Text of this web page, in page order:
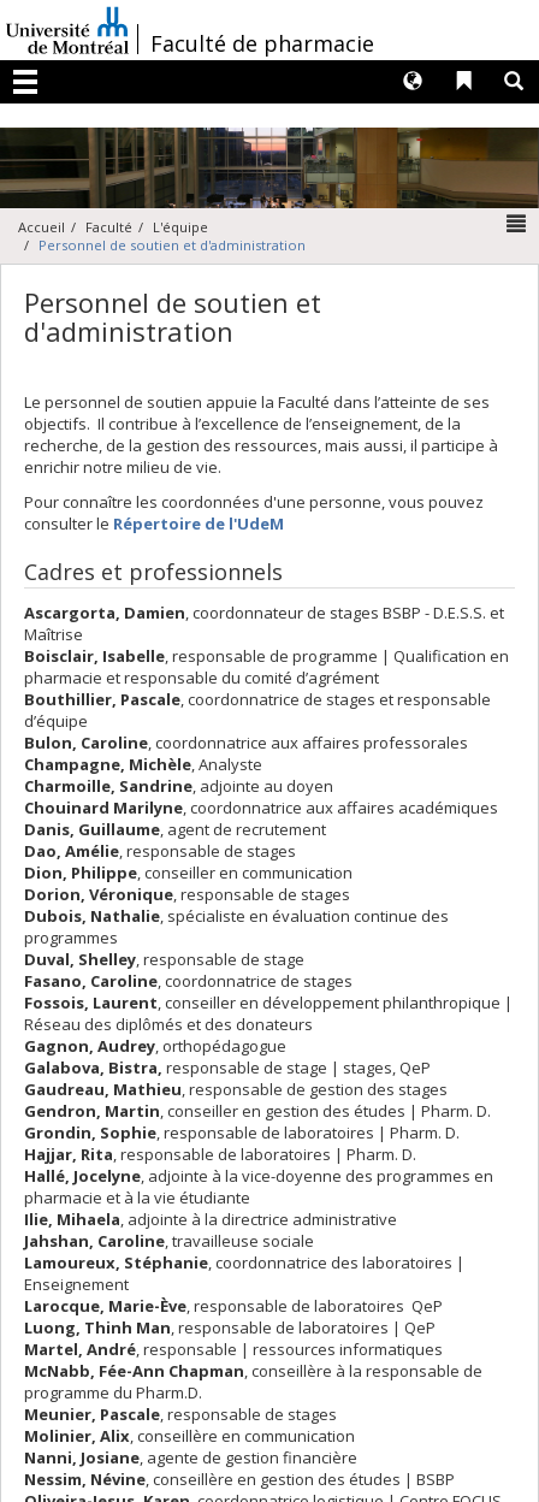
au
contenu
/Faculté de pharmacie
Menu
Liens
Langues
Accueil Faculté
L'équipe
Personnel de soutien et d'administration
Personnel de soutien et
d'administration
Le personnel de soutien appuie la Faculté dans l’atteinte de ses
objectifs. Il contribue à l’excellence de l’enseignement, de la
recherche, de la gestion des ressources, mais aussi, il participe à
enrichir notre milieu de vie.
Pour connaître les coordonnées d'une personne, vous pouvez
consulter le Répertoire de l'UdeM
Cadres et professionnels
Ascargorta, Damien, coordonnateur de stages BSBP - D.E.S.S. et
Maîtrise
Boisclair, Isabelle,responsable de programme | Qualification en
pharmacie et responsable du comité d’agrément
Bouthillier, Pascale, coordonnatrice de stages et responsable
d’équipe
Bulon, Caroline, coordonnatrice aux affaires professorales
Champagne, Michèle, Analyste
Charmoille, Sandrine, adjointe au doyen
Chouinard Marilyne, coordonnatrice aux affaires académiques
Danis, Guillaume, agent de recrutement
Dao, Amélie, responsable de stages
Dion, Philippe, conseiller en communication
Dorion, Véronique, responsable de stages
Dubois, Nathalie, spécialiste en évaluation continue des
programmes
Duval, Shelley, responsable de stage
Fasano, Caroline, coordonnatrice de stages
Fossois, Laurent, conseiller en développement philanthropique |
Réseau des diplômés et des donateurs
Gagnon, Audrey, orthopédagogue
Galabova, Bistra, responsable de stage | stages, QeP
Gaudreau, Mathieu, responsable de gestion des stages
Gendron, Martin, conseiller en gestion des études | Pharm. D.
Grondin, Sophie, responsable de laboratoires | Pharm. D.
Hajjar, Rita, responsable de laboratoires | Pharm. D.
Hallé, Jocelyne, adjointe à la vice-doyenne des programmes en
pharmacie et à la vie étudiante
Ilie, Mihaela, adjointe à la directrice administrative
Jahshan, Caroline, travailleuse sociale
Lamoureux, Stéphanie, coordonnatrice des laboratoires |
Enseignement
Larocque, Marie-Ève, responsable de laboratoires QeP
Luong, Thinh Man,responsable de laboratoires | QeP
Martel, André, responsable | ressources informatiques
McNabb, Fée-Ann Chapman, conseillère à la responsable de
programme du Pharm.D.
Meunier, Pascale, responsable de stages
Molinier, Alix, conseillère en communication
Nanni, Josiane, agente de gestion financière
Nessim, Névine, conseillère en gestion des études | BSBP